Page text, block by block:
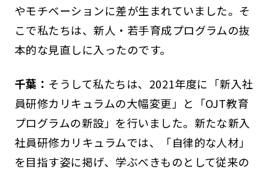
やモチベーションに差が生まれていました。そ
こで私たちは、新人・若手育成プログラムの抜
本的な見直しに入ったのです。
千葉： そうして私たちは、2021年度に「新入社
員研修カリキュラムの大幅変更」と「OJT教育
プログラムの新設」を行いました。新たな新入
社員研修カリキュラムでは、「自律的な人材」
を目指す姿に掲げ、学ぶべきものとして従来の